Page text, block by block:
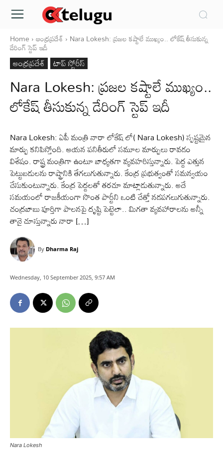
Home ఆంధ్రప్రదేశ్‌ Nara Lokesh: ప్రజల కష్టాలే ముఖ్యం.. లోకేష్ తీసుకున్న
డేరింగ్ స్టెప్ ఇదీ
ఆంధ్రప్రదేశ్‌ టాప్ స్టోరీస్
Nara Lokesh: ప్రజల కష్టాలే ముఖ్యం..
లోకేష్ తీసుకున్న డేరింగ్ స్టెప్ ఇదీ
Nara Lokesh: ఏపీ మంత్రి నారా లోకేష్ లో( Nara Lokesh) స్పష్టమైన
మార్పు కనిపిస్తోంది. ఆయన పనితీరులో సమూల మార్పులు రావడం
విశేషం. రాష్ట్ర మంత్రిగా ఉంటూ బాధ్యతగా వ్యవహరిస్తున్నారు. పెద్ద ఎత్తున
పెట్టుబడులను రాష్ట్రానికి తేగలుగుతున్నారు. కేంద్ర ప్రభుత్వంతో సమన్వయం
చేసుకుంటున్నారు. కేంద్ర పెద్దలతో తరచూ మాట్లాడుతున్నారు. అదే
సమయంలో రాజకీయంగా సొంత పార్టీని ఒంటి చేత్తో నడపగలుగుతున్నారు.
చంద్రబాబు పూర్తిగా పాలనపై దృష్టి పెట్టెలా.. మిగతా వ్యవహారాలను అన్నీ
తానై చూస్తున్నారు నారా […]
By Dharma Raj
Wednesday, 10 September 2025, 9:57 AM
Nara Lokesh